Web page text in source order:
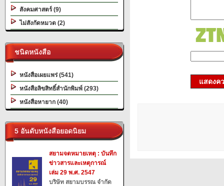
สังคมศาสตร์ (9)
ไม่สังกัดหมวด (2)
ชนิดหนังสือ
หนังสือเผยแพร่ (541)
หนังสือลิขสิทธิ์สำนักพิมพ์ (293)
หนังสือหายาก (40)
5 อันดับหนังสือยอดนิยม
สยามจดหมายเหตุ : บันทึก
ข่าวสารและเหตุการณ์
เล่ม 29 พ.ศ. 2547
บริษัท สยามบรรณ จำกัด
แสดงค